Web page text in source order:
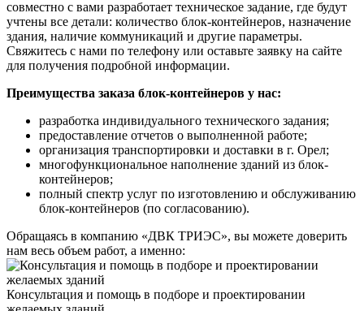
совместно с вами разработает техническое задание, где будут
учтены все детали: количество блок-контейнеров, назначение
здания, наличие коммуникаций и другие параметры.
Свяжитесь с нами по телефону или оставьте заявку на сайте
для получения подробной информации.
Преимущества заказа блок-контейнеров у нас:
разработка индивидуального технического задания;
предоставление отчетов о выполненной работе;
организация транспортировки и доставки в г. Орел;
многофункциональное наполнение зданий из блок-
контейнеров;
полный спектр услуг по изготовлению и обслуживанию
блок-контейнеров (по согласованию).
Обращаясь в компанию «ДВК ТРИЭС», вы можете доверить
нам весь объем работ, а именно:
Консультация и помощь в подборе и проектировании